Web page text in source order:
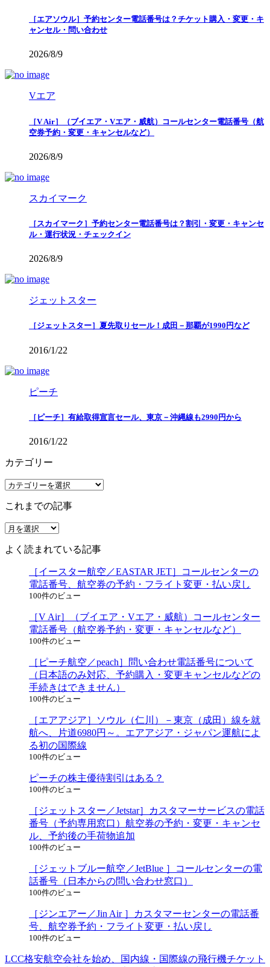
［エアソウル］予約センター電話番号は？チケット購入・変更・キ
ャンセル・問い合わせ
2026/8/9
Vエア
［V Air］（ブイエア・Vエア・威航）コールセンター電話番号（航
空券予約・変更・キャンセルなど）
2026/8/9
スカイマーク
［スカイマーク］予約センター電話番号は？割引・変更・キャンセ
ル・運行状況・チェックイン
2026/8/9
ジェットスター
［ジェットスター］夏先取りセール！成田－那覇が1990円など
2016/1/22
ピーチ
［ピーチ］有給取得宣言セール、東京－沖縄線も2990円から
2016/1/22
カテゴリー
カ
ゴ
リ
ー
これまでの記事
こ
ま
よく読まれている記事
［イースター航空／EASTAR JET］コールセンターの
電話番号、航空券の予約・フライト変更・払い戻し
100件のビュー
［V Air］（ブイエア・Vエア・威航）コールセンター
電話番号（航空券予約・変更・キャンセルなど）
100件のビュー
［ピーチ航空／peach］問い合わせ電話番号について
（日本語のみ対応、予約購入・変更キャンセルなどの
手続きはできません）
100件のビュー
［エアアジア］ソウル（仁川）－東京（成田）線を就
航へ、片道6980円～。エアアジア・ジャパン運航によ
る初の国際線
100件のビュー
ピーチの株主優待割引はある？
100件のビュー
［ジェットスター／Jetstar］カスタマーサービスの電話
番号（予約専用窓口）航空券の予約・変更・キャンセ
ル、予約後の手荷物追加
100件のビュー
［ジェットブルー航空／JetBlue ］コールセンターの電
話番号（日本からの問い合わせ窓口）
100件のビュー
［ジンエアー／Jin Air ］カスタマーセンターの電話番
号、航空券予約・フライト変更・払い戻し
100件のビュー
LCC格安航空会社を始め、国内線・国際線の飛行機チケット